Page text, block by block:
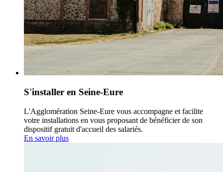
S'installer en Seine-Eure
L'Agglomération Seine-Eure vous accompagne et facilite
votre installations en vous proposant de bénéficier de son
dispositif gratuit d'accueil des salariés.
En savoir plus